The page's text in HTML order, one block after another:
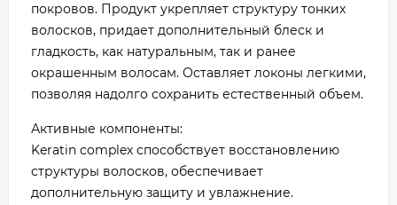
покровов. Продукт укрепляет структуру тонких
волосков, придает дополнительный блеск и
гладкость, как натуральным, так и ранее
окрашенным волосам. Оставляет локоны легкими,
позволяя надолго сохранить естественный объем.
Активные компоненты:
Keratin complex способствует восстановлению
структуры волосков, обеспечивает
дополнительную защиту и увлажнение.